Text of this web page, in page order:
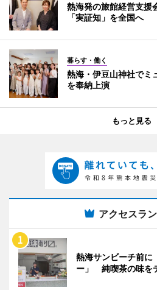
熱海発の旅館経営支
「実証知」を全国へ
暮らす・働く
熱海・伊豆山神社で
を奉納上演
もっと見る
アクセスラ
熱海サンビーチ前に
ー」 純喫茶の味を